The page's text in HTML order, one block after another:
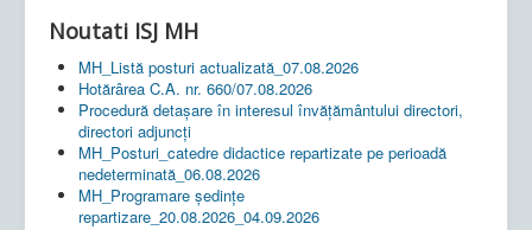
Noutati ISJ MH
MH_Listă posturi actualizată_07.08.2026
Hotărârea C.A. nr. 660/07.08.2026
Procedură detașare în interesul învățământului directori,
directori adjuncți
MH_Posturi_catedre didactice repartizate pe perioadă
nedeterminată_06.08.2026
MH_Programare ședințe
repartizare_20.08.2026_04.09.2026